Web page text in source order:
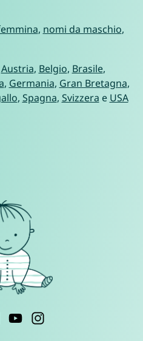
, nomi da maschio,
Austria, Belgio, Brasile,
, Germania, Gran Bretagna,
, Spagna, Svizzera e USA